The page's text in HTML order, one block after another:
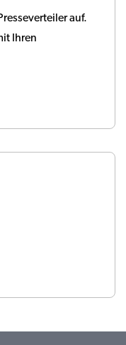
auf.
Ihren